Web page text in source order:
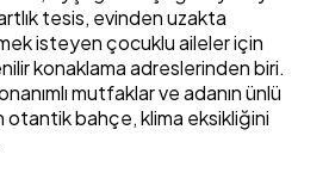
tesis, evinden uzakta
isteyen çocuklu aileler için
konaklama adreslerinden biri.
mutfaklar ve adanın ünlü
otantik bahçe, klima eksikliğini